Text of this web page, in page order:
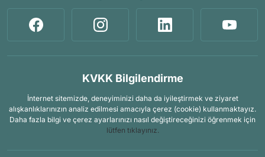
KVKK Bilgilendirme
İnternet sitemizde, deneyiminizi daha da iyileştirmek ve ziyaret
alışkanlıklarınızın analiz edilmesi amacıyla çerez (cookie) kullanmaktayız.
Daha fazla bilgi ve çerez ayarlarınızı nasıl değiştireceğinizi öğrenmek için
lütfen tıklayınız.